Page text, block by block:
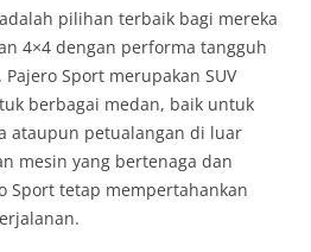
pilihan terbaik bagi mereka
4×4 dengan performa tangguh
Sport merupakan SUV
berbagai medan, baik untuk
ataupun petualangan di luar
mesin yang bertenaga dan
Sport tetap mempertahankan